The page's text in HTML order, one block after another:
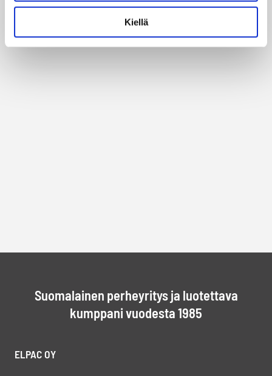
Kiellä
Suomalainen perheyritys ja luotettava
kumppani vuodesta 1985
ELPAC OY